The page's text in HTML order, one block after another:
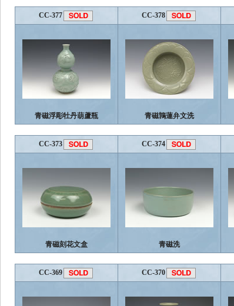
CC-377 CC-378
青磁浮彫牡丹葫蘆瓶 青磁鶉蓮弁文洗
CC-373 CC-374
青磁刻花文盒 青磁洗
CC-369 CC-370